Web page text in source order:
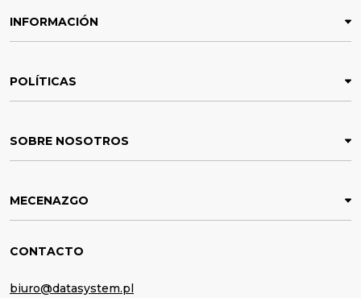
INFORMACIÓN
POLÍTICAS
SOBRE NOSOTROS
MECENAZGO
CONTACTO
biuro@datasystem.pl